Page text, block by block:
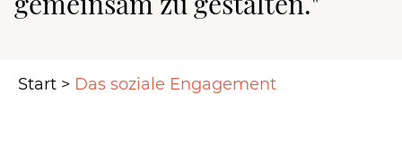
Start > Das soziale Engagement